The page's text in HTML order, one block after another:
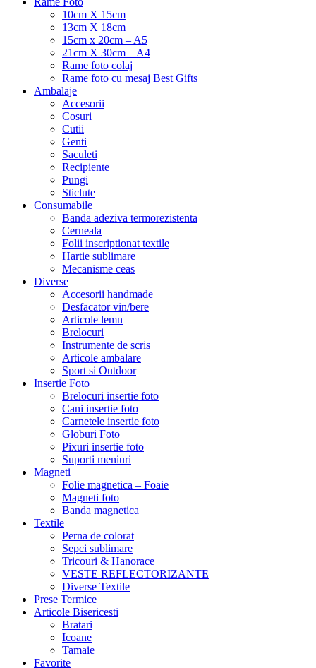
10cm X 15cm
13cm X 18cm
15cm x 20cm – A5
21cm X 30cm – A4
Rame foto colaj
Rame foto cu mesaj Best Gifts
Ambalaje
Accesorii
Cosuri
Cutii
Genti
Saculeti
Recipiente
Pungi
Sticlute
Consumabile
Banda adeziva termorezistenta
Cerneala
Folii inscriptionat textile
Hartie sublimare
Mecanisme ceas
Diverse
Accesorii handmade
Desfacator vin/bere
Articole lemn
Brelocuri
Instrumente de scris
Articole ambalare
Sport si Outdoor
Insertie Foto
Brelocuri insertie foto
Cani insertie foto
Carnetele insertie foto
Globuri Foto
Pixuri insertie foto
Suporti meniuri
Magneti
Folie magnetica – Foaie
Magneti foto
Banda magnetica
Textile
Perna de colorat
Sepci sublimare
Tricouri & Hanorace
VESTE REFLECTORIZANTE
Diverse Textile
Prese Termice
Articole Bisericesti
Bratari
Icoane
Tamaie
Favorite